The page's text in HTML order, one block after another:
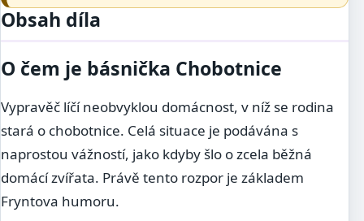
Obsah díla
O čem je básnička Chobotnice
Vypravěč líčí neobvyklou domácnost, v níž se rodina
stará o chobotnice. Celá situace je podávána s
naprostou vážností, jako kdyby šlo o zcela běžná
domácí zvířata. Právě tento rozpor je základem
Fryntova humoru.